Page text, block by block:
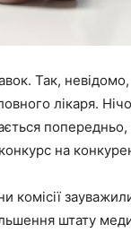
Так,
лікаря.
на
комісії
штату